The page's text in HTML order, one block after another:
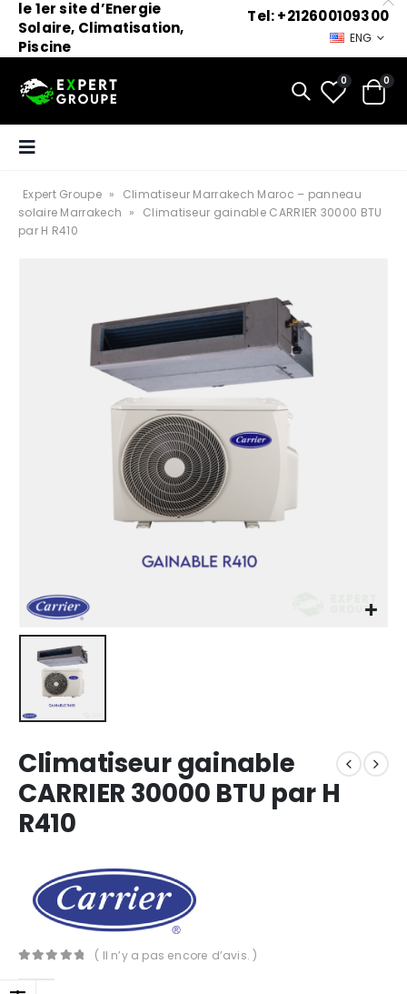
le 1er site d’Energie
Solaire, Climatisation,
Piscine
Tel: +212600109300
ENG
0 0
Expert Groupe »
Climatiseur Marrakech Maroc – panneau
solaire Marrakech »
Climatiseur gainable CARRIER 30000 BTU
par H R410
Climatiseur gainable
CARRIER 30000 BTU par H
R410
( Il n’y a pas encore d’avis. )